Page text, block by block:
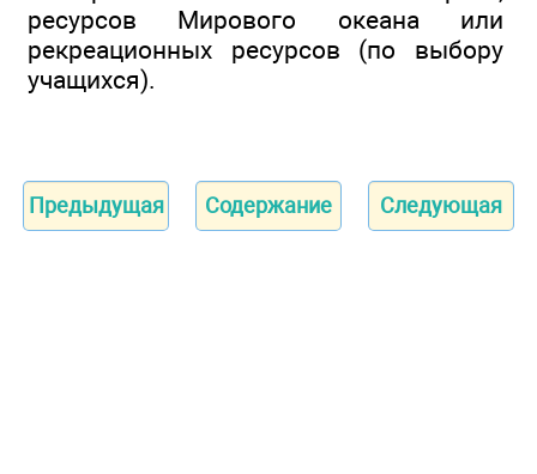
ресурсов Мирового океана или
рекреационных ресурсов (по выбору
учащихся).
Предыдущая Содержание Следующая